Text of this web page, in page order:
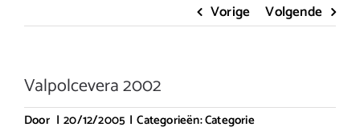
Vorige Volgende
Valpolcevera 2002
Door | 20/12/2005 | Categorieën:Categorie